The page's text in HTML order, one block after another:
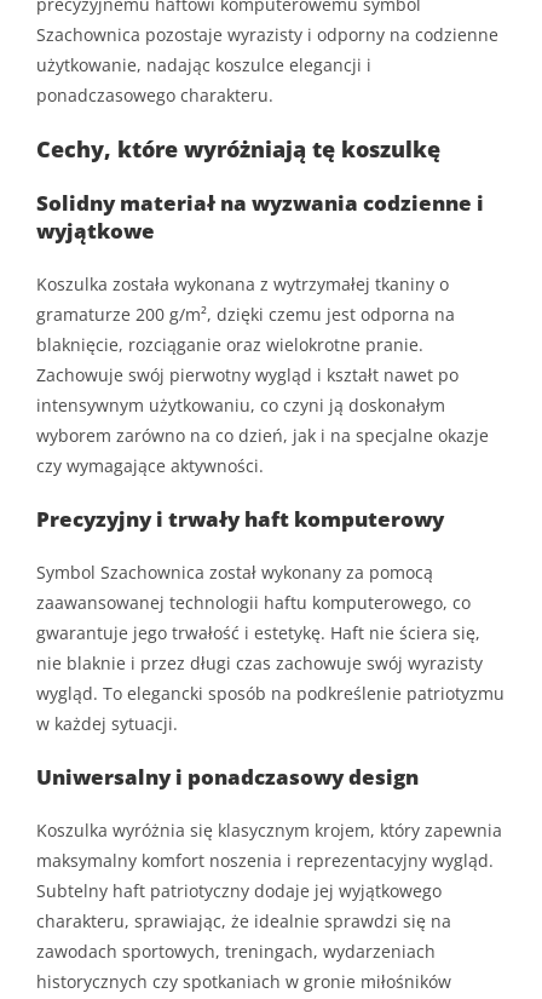
precyzyjnemu haftowi komputerowemu symbol
Szachownica pozostaje wyrazisty i odporny na codzienne
użytkowanie, nadając koszulce elegancji i
ponadczasowego charakteru.
Cechy, które wyróżniają tę koszulkę
Solidny materiał na wyzwania codzienne i
wyjątkowe
Koszulka została wykonana z wytrzymałej tkaniny o
gramaturze 200 g/m², dzięki czemu jest odporna na
blaknięcie, rozciąganie oraz wielokrotne pranie.
Zachowuje swój pierwotny wygląd i kształt nawet po
intensywnym użytkowaniu, co czyni ją doskonałym
wyborem zarówno na co dzień, jak i na specjalne okazje
czy wymagające aktywności.
Precyzyjny i trwały haft komputerowy
Symbol Szachownica został wykonany za pomocą
zaawansowanej technologii haftu komputerowego, co
gwarantuje jego trwałość i estetykę. Haft nie ściera się,
nie blaknie i przez długi czas zachowuje swój wyrazisty
wygląd. To elegancki sposób na podkreślenie patriotyzmu
w każdej sytuacji.
Uniwersalny i ponadczasowy design
Koszulka wyróżnia się klasycznym krojem, który zapewnia
maksymalny komfort noszenia i reprezentacyjny wygląd.
Subtelny haft patriotyczny dodaje jej wyjątkowego
charakteru, sprawiając, że idealnie sprawdzi się na
zawodach sportowych, treningach, wydarzeniach
historycznych czy spotkaniach w gronie miłośników